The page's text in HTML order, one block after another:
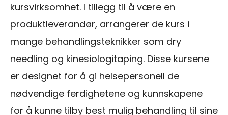
kursvirksomhet. I tillegg til å være en
produktleverandør, arrangerer de kurs i
mange behandlingsteknikker som dry
needling og kinesiologitaping. Disse kursene
er designet for å gi helsepersonell de
nødvendige ferdighetene og kunnskapene
for å kunne tilby best mulig behandling til sine